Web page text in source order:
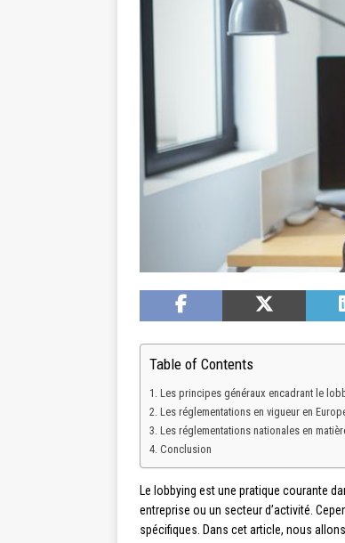
Table of Contents
Les principes généraux encadrant le
Les réglementations en vigueur en
Les réglementations nationales en
Conclusion
Le lobbying est une pratique courante
entreprise ou un secteur d’activité.
spécifiques. Dans cet article, nous